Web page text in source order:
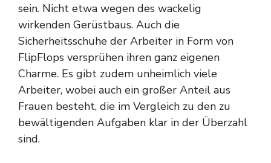
sein. Nicht etwa wegen des wackelig
wirkenden Gerüstbaus. Auch die
Sicherheitsschuhe der Arbeiter in Form von
FlipFlops versprühen ihren ganz eigenen
Charme. Es gibt zudem unheimlich viele
Arbeiter, wobei auch ein großer Anteil aus
Frauen besteht, die im Vergleich zu den zu
bewältigenden Aufgaben klar in der Überzahl
sind.